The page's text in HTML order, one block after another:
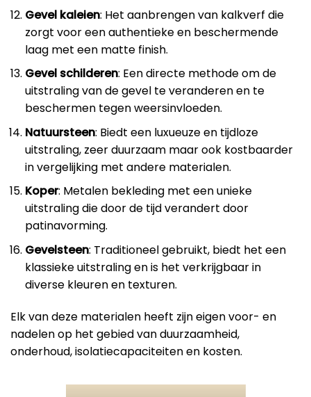
Gevel kaleien: Het aanbrengen van kalkverf die
zorgt voor een authentieke en beschermende
laag met een matte finish.
Gevel schilderen: Een directe methode om de
uitstraling van de gevel te veranderen en te
beschermen tegen weersinvloeden.
Natuursteen: Biedt een luxueuze en tijdloze
uitstraling, zeer duurzaam maar ook kostbaarder
in vergelijking met andere materialen.
Koper: Metalen bekleding met een unieke
uitstraling die door de tijd verandert door
patinavorming.
Gevelsteen: Traditioneel gebruikt, biedt het een
klassieke uitstraling en is het verkrijgbaar in
diverse kleuren en texturen.
Elk van deze materialen heeft zijn eigen voor- en
nadelen op het gebied van duurzaamheid,
onderhoud, isolatiecapaciteiten en kosten.